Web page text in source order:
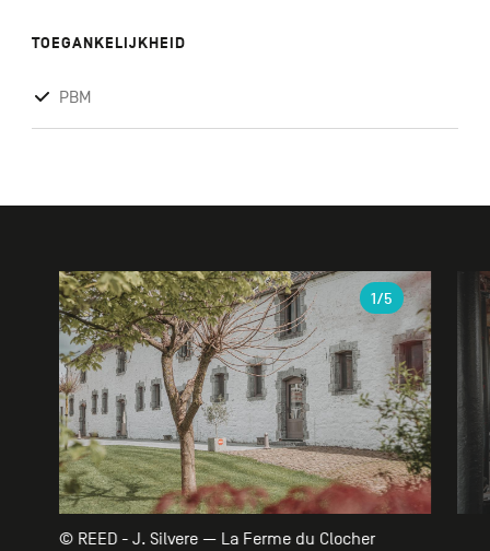
TOEGANKELIJKHEID
PBM
Galerie
© REED - J. Silvere — La Ferme du Clocher
1/5